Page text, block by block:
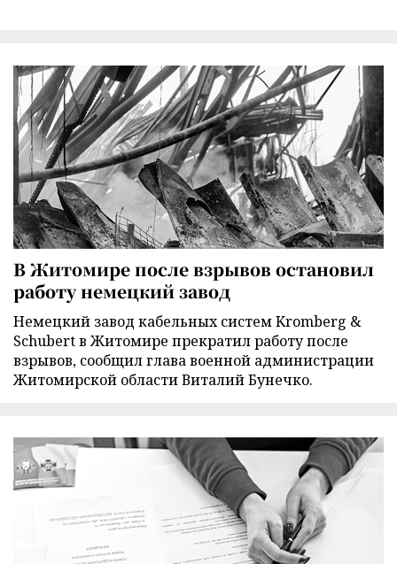
В Житомире после взрывов остановил
работу немецкий завод
Немецкий завод кабельных систем Kromberg &
Schubert в Житомире прекратил работу после
взрывов, сообщил глава военной администрации
Житомирской области Виталий Бунечко.